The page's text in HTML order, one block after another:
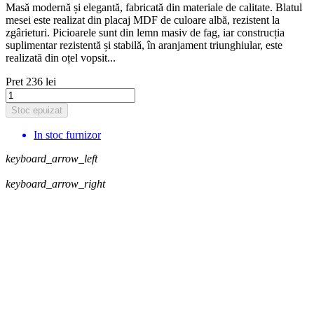
Masă modernă și elegantă, fabricată din materiale de calitate. Blatul
mesei este realizat din placaj MDF de culoare albă, rezistent la
zgârieturi. Picioarele sunt din lemn masiv de fag, iar construcția
suplimentar rezistentă și stabilă, în aranjament triunghiular, este
realizată din oțel vopsit...
Pret 236 lei
Stoc epuizat
In stoc furnizor
keyboard_arrow_left
keyboard_arrow_right